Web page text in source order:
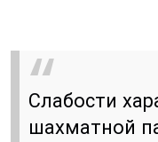
Слабости
шахматной